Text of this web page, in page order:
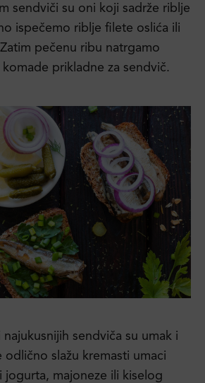
sendviči su oni koji sadrže riblje
ispečemo riblje filete oslića ili
pečenu ribu natrgamo
prikladne za sendvič.
sendviča su umak i
odlično slažu kremasti umaci
jogurta, majoneze ili kiselog